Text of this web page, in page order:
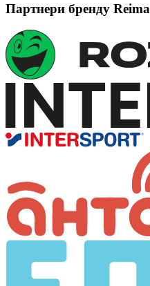
Партнери бренду Reima